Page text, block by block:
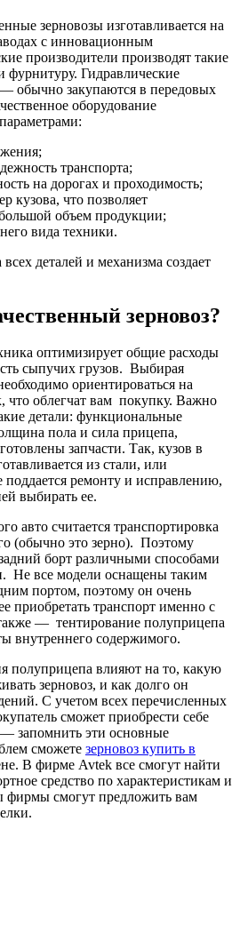
зерновозы изготавливается на
с инновационным
производители производят такие
фурнитуру. Гидравлические
обычно закупаются в передовых
оборудование
транспорта;
на дорогах и проходимость;
кузова, что позволяет
объем продукции;
вида техники.
деталей и механизма создает
зерновоз?
оптимизирует общие расходы
сыпучих грузов. Выбирая
ориентироваться на
что облегчат вам покупку. Важно
детали: функциональные
пола и сила прицепа,
запчасти. Так, кузов в
из стали, или
ремонту и исправлению,
выбирать ее.
авто считается транспортировка
(обычно это зерно). Поэтому
борт различными способами
Не все модели оснащены таким
портом, поэтому он очень
приобретать транспорт именно с
— тентирование полуприцепа
внутреннего содержимого.
полуприцепа влияют на то, какую
зерновоз, и как долго он
С учетом всех перечисленных
сможет приобрести себе
запомнить эти основные
сможете зерновоз купить в
В фирме Avtek все смогут найти
средство по характеристикам и
фирмы смогут предложить вам